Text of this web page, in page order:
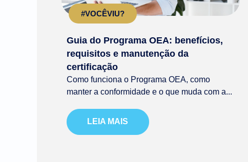
#VOCÊVIU?
Guia do Programa OEA: benefícios,
requisitos e manutenção da
certificação
Como funciona o Programa OEA, como
manter a conformidade e o que muda com a...
LEIA MAIS